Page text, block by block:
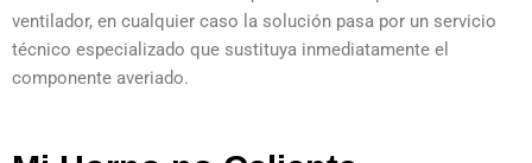
ventilador, en cualquier caso la solución pasa por un servicio
técnico especializado que sustituya inmediatamente el
componente averiado.